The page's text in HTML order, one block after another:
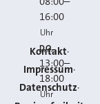
Kontakt
Impressum
Datenschutz
16:00
Uhr
DO.
13:00–
18:00
Uhr